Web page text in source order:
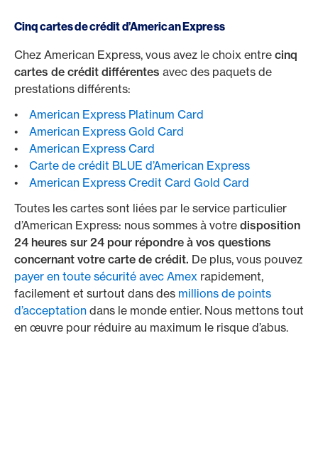
Cinq cartes de crédit d’American Express
Chez American Express, vous avez le choix entre cinq
cartes de crédit différentes avec des paquets de
prestations différents:
• American Express Platinum Card
• American Express Gold Card
• American Express Card
• Carte de crédit BLUE d’American Express
• American Express Credit Card Gold Card
Toutes les cartes sont liées par le service particulier
d’American Express: nous sommes à votre disposition
24 heures sur 24 pour répondre à vos questions
concernant votre carte de crédit. De plus, vous pouvez
payer en toute sécurité avec Amex rapidement,
facilement et surtout dans des millions de points
d’acceptation dans le monde entier. Nous mettons tout
en œuvre pour réduire au maximum le risque d’abus.